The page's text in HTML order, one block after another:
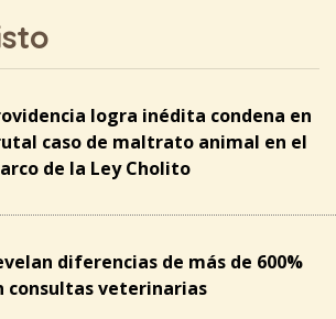
logra inédita condena en
caso de maltrato animal en el
de la Ley Cholito
diferencias de más de 600%
consultas veterinarias